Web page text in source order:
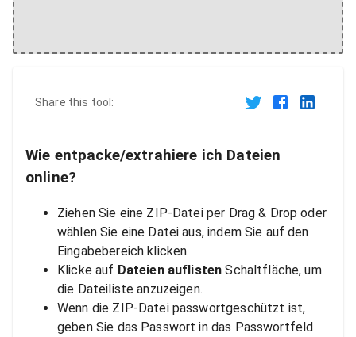
Share this tool:
Wie entpacke/extrahiere ich Dateien
online?
Ziehen Sie eine ZIP-Datei per Drag & Drop oder
wählen Sie eine Datei aus, indem Sie auf den
Eingabebereich klicken.
Klicke auf Dateien auflisten Schaltfläche, um
die Dateiliste anzuzeigen.
Wenn die ZIP-Datei passwortgeschützt ist,
geben Sie das Passwort in das Passwortfeld